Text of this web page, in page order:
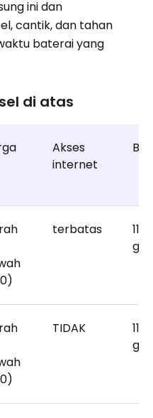
ini dan
cantik, dan tahan
baterai yang
di atas
Akses
internet
terbatas
118
TIDAK
118